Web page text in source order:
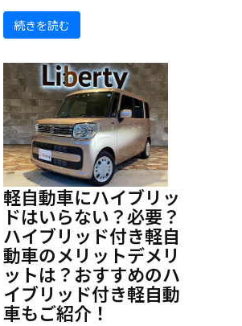
続きを読む
軽自動車にハイブリッ
ドはいらない？必要？
ハイブリッド付き軽自
動車のメリットデメリ
ットは？おすすめのハ
イブリッド付き軽自動
車もご紹介！